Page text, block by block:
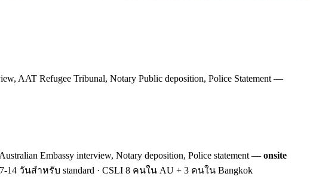
AAT Refugee Tribunal, Notary Public deposition, Police Statement —
Embassy interview, Notary deposition, Police statement — onsite
14 วันสำหรับ standard · CSLI 8 คนใน AU + 3 คนใน Bangkok